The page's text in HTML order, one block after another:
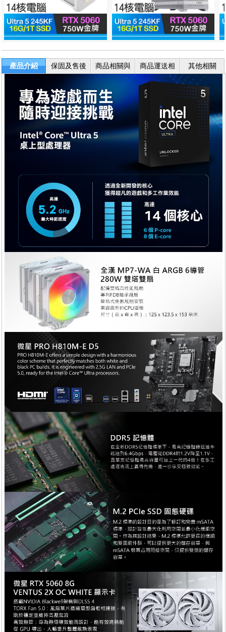
產品介紹
保固及售後
商品相關與
商品運送相
關
其他相關